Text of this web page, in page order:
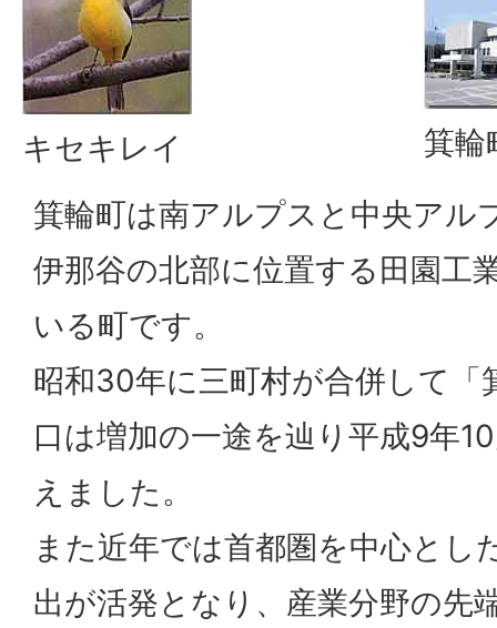
キセキレイ
箕輪
箕輪町は南アルプスと中央アル
伊那谷の北部に位置する田園工
いる町です。
昭和30年に三町村が合併して「
口は増加の一途を辿り平成9年
えました。
また近年では首都圏を中心とし
出が活発となり、産業分野の先